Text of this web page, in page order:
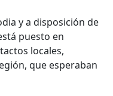
y a disposición de
puesto en
locales,
que esperaban